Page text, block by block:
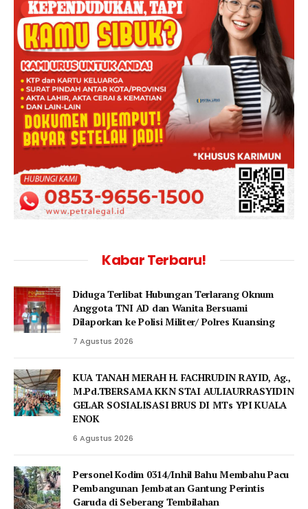
Kabar Terbaru!
Diduga Terlibat Hubungan Terlarang Oknum
Anggota TNI AD dan Wanita Bersuami
Dilaporkan ke Polisi Militer/ Polres Kuansing
7 Agustus 2026
KUA TANAH MERAH H. FACHRUDIN RAYID, Ag.,
M.Pd.TBERSAMA KKN STAI AULIAURRASYIDIN
GELAR SOSIALISASI BRUS DI MTs YPI KUALA
ENOK
6 Agustus 2026
Personel Kodim 0314/Inhil Bahu Membahu Pacu
Pembangunan Jembatan Gantung Perintis
Garuda di Seberang Tembilahan